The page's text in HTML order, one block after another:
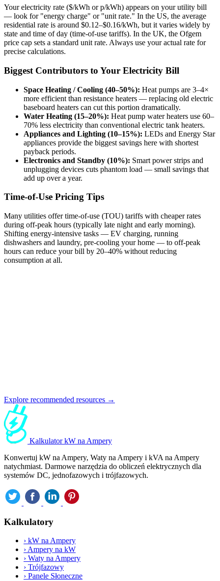
Your electricity rate ($/kWh or p/kWh) appears on your utility bill
— look for "energy charge" or "unit rate." In the US, the average
residential rate is around $0.12–$0.16/kWh, but it varies widely by
state and time of day (time-of-use tariffs). In the UK, the Ofgem
price cap sets a standard unit rate. Always use your actual rate for
precise calculations.
Biggest Contributors to Your Electricity Bill
Space Heating / Cooling (40–50%): Heat pumps are 3–4×
more efficient than resistance heaters — replacing old electric
baseboard heaters can cut this portion dramatically.
Water Heating (15–20%): Heat pump water heaters use 60–
70% less electricity than conventional electric tank heaters.
Appliances and Lighting (10–15%): LEDs and Energy Star
appliances provide the biggest savings here with shortest
payback periods.
Electronics and Standby (10%): Smart power strips and
unplugging devices cuts phantom load — small savings that
add up over a year.
Time-of-Use Pricing Tips
Many utilities offer time-of-use (TOU) tariffs with cheaper rates
during off-peak hours (typically late night and early morning).
Shifting energy-intensive tasks — EV charging, running
dishwashers and laundry, pre-cooling your home — to off-peak
hours can reduce your bill by 20–40% without reducing
consumption at all.
Explore recommended resources →
Kalkulator kW na Ampery
Konwertuj kW na Ampery, Waty na Ampery i kVA na Ampery
natychmiast. Darmowe narzędzia do obliczeń elektrycznych dla
systemów DC, jednofazowych i trójfazowych.
Kalkulatory
› kW na Ampery
›Ampery na kW
› Waty na Ampery
› Trójfazowy
› Panele Słoneczne